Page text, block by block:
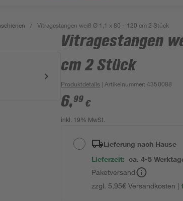
/ Vitragestangen weiß Ø 1,1 x 80 - 120 cm 2 Stück
Vitragestangen
cm 2 Stück
Produktdetails | Artikelnummer:4350088
6,99 €
inkl. 19% MwSt.
Lieferung nach Hause
Lieferzeit: ca. 4-5
Paketversand
zzgl. 5,95€ Versandkosten |